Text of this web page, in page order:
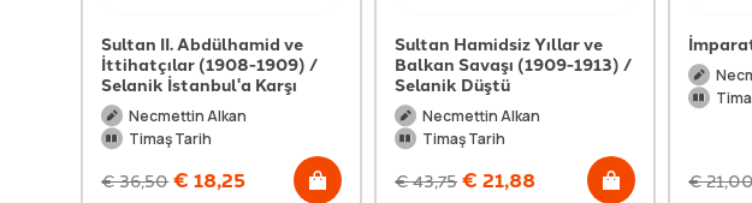
Sultan II. Abdülhamid ve
İttihatçılar (1908-1909) /
Selanik İstanbul'a Karşı
Necmettin Alkan
Timaş Tarih
€36,50 € 18,25
Sultan Hamidsiz Yıllar ve
Balkan Savaşı (1909-1913) /
Selanik Düştü
Necmettin Alkan
Timaş Tarih
€43,75 € 21,88 €